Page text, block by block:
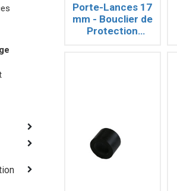
Porte-Lances 17
mm - Bouclier de
Protection